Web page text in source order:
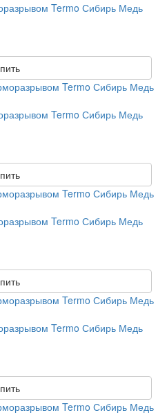
Termo Сибирь Медь
Termo Сибирь Медь
Termo Сибирь Медь
Termo Сибирь Медь